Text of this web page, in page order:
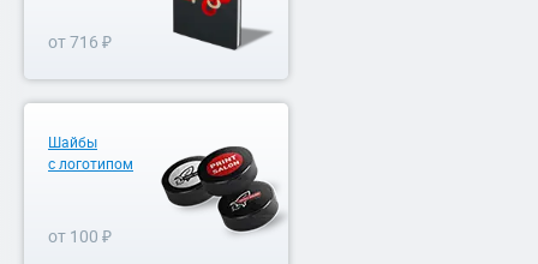
от 716 ₽
Шайбы
с логотипом
от 100 ₽